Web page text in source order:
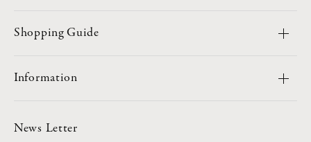
Shopping Guide
Information
News Letter